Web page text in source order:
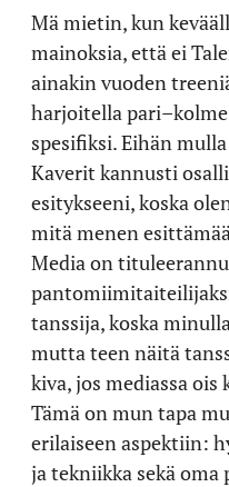
Mä mietin, kun
mainoksia, että ei
ainakin vuoden
harjoitella
spesifiksi. Eihän
Kaverit kannusti
esitykseeni, koska
mitä menen
Media on
tanssija, koska
mutta teen näitä
kiva, jos mediassa
Tämä on mun tapa
erilaiseen aspektiin:
ja tekniikka sekä oma